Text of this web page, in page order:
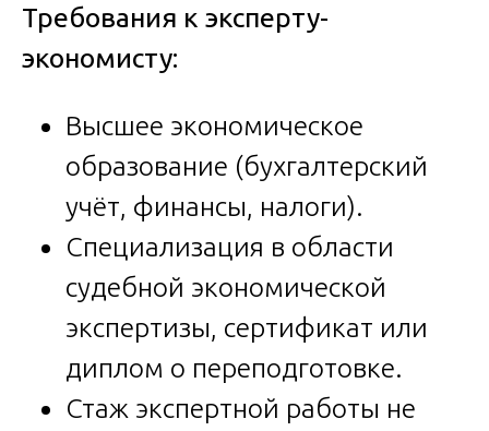
Требования к эксперту-
экономисту:
Высшее экономическое
образование (бухгалтерский
учёт, финансы, налоги).
Специализация в области
судебной экономической
экспертизы, сертификат или
диплом о переподготовке.
Стаж экспертной работы не